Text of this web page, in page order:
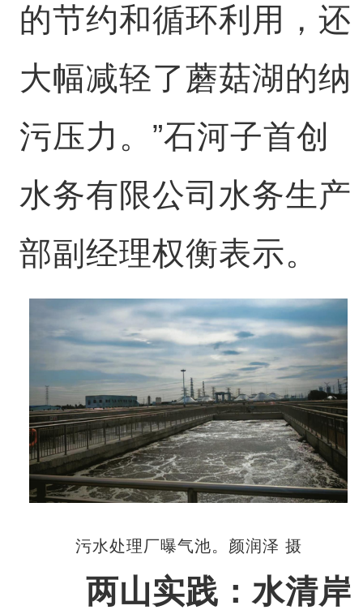
的节约和循环利用，还
大幅减轻了蘑菇湖的纳
污压力。”石河子首创
水务有限公司水务生产
部副经理权衡表示。
污水处理厂曝气池。颜润泽 摄
两山实践：水清岸